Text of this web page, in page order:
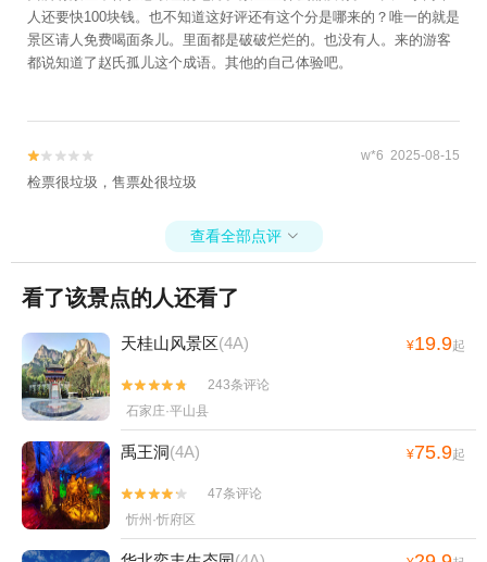
人还要快100块钱。也不知道这好评还有这个分是哪来的？唯一的就是
景区请人免费喝面条儿。里面都是破破烂烂的。也没有人。来的游客
都说知道了赵氏孤儿这个成语。其他的自己体验吧。

 w*6 2025-08-15
检票很垃圾，售票处很垃圾
查看全部点评 
看了该景点的人还看了
天桂山风景区(4A) ¥19.9起


243条评论
石家庄·平山县
禹王洞(4A) ¥75.9起


47条评论
忻州·忻府区